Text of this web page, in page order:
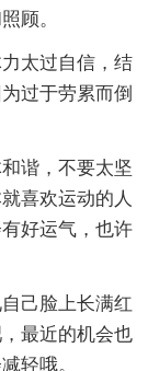
顾。
太过自信，结
过于劳累而倒
谐，不要太坚
喜欢运动的人
好运气，也许
己脸上长满红
最近的机会也
轻哦。